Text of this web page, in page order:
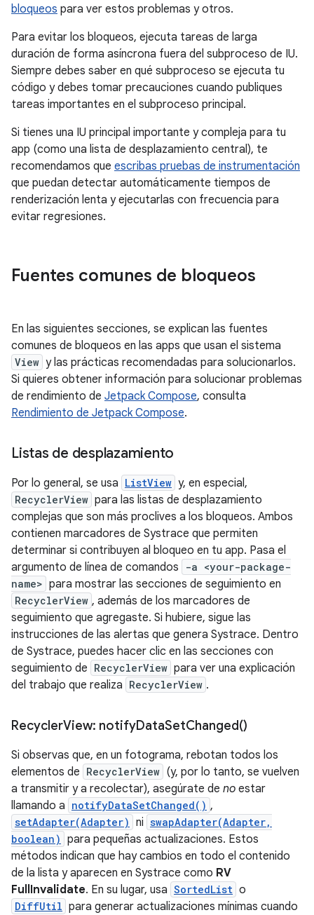
bloqueos para ver estos problemas y otros.
Para evitar los bloqueos, ejecuta tareas de larga
duración de forma asíncrona fuera del subproceso de IU.
Siempre debes saber en qué subproceso se ejecuta tu
código y debes tomar precauciones cuando publiques
tareas importantes en el subproceso principal.
Si tienes una IU principal importante y compleja para tu
app (como una lista de desplazamiento central), te
recomendamos que escribas pruebas de instrumentación
que puedan detectar automáticamente tiempos de
renderización lenta y ejecutarlas con frecuencia para
evitar regresiones.
Fuentes comunes de bloqueos
En las siguientes secciones, se explican las fuentes
comunes de bloqueos en las apps que usan el sistema
View y las prácticas recomendadas para solucionarlos.
Si quieres obtener información para solucionar problemas
de rendimiento de Jetpack Compose, consulta
Rendimiento de Jetpack Compose.
Listas de desplazamiento
Por lo general, se usa ListView y, en especial,
RecyclerView para las listas de desplazamiento
complejas que son más proclives a los bloqueos. Ambos
contienen marcadores de Systrace que permiten
determinar si contribuyen al bloqueo en tu app. Pasa el
argumento de línea de comandos
-a <your-package-
name> para mostrar las secciones de seguimiento en
RecyclerView , además de los marcadores de
seguimiento que agregaste. Si hubiere, sigue las
instrucciones de las alertas que genera Systrace. Dentro
de Systrace, puedes hacer clic en las secciones con
seguimiento de RecyclerView para ver una explicación
del trabajo que realiza RecyclerView .
RecyclerView: notifyDataSetChanged()
Si observas que, en un fotograma, rebotan todos los
elementos de RecyclerView (y, por lo tanto, se vuelven
a transmitir y a recolectar), asegúrate de no estar
llamando a notifyDataSetChanged() ,
setAdapter(Adapter) ni swapAdapter(Adapter,
boolean) para pequeñas actualizaciones. Estos
métodos indican que hay cambios en todo el contenido
de la lista y aparecen en Systrace como RV
FullInvalidate. En su lugar, usa SortedList o
DiffUtil para generar actualizaciones mínimas cuando